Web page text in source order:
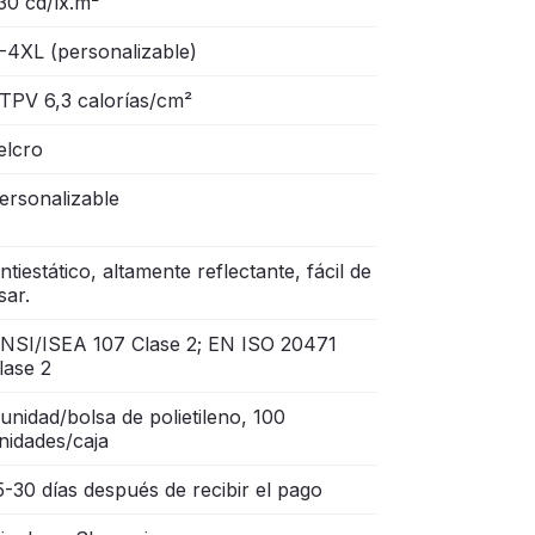
4XL (personalizable)
6,3 calorías/cm²
altamente reflectante, fácil de
ISEA 107 Clase 2; EN ISO 20471
2
bolsa de polietileno, 100
caja
30 días después de recibir el pago